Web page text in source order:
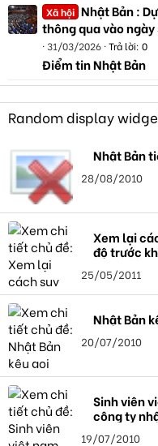
Xã hội Nhật Bản :
thông qua vào
31/03/2026 Trả lời: 0
Điểm tin Nhật Bản
Random display
Nhật Bản
28/08/2010
Xem lại
độ trước
25/05/2011
Nhật Bản
20/07/2010
Sinh viên
công ty
19/07/2010